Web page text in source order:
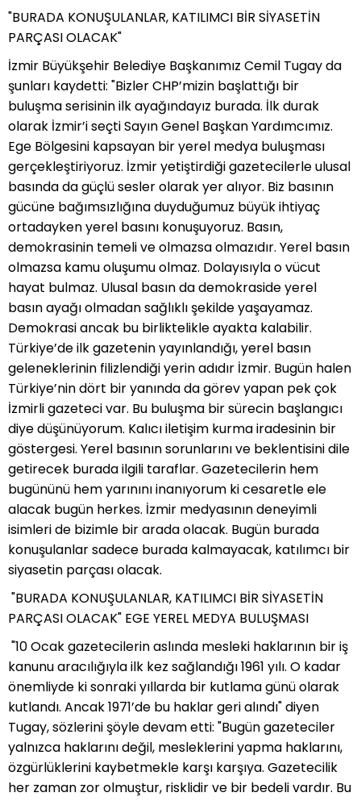
"BURADA KONUŞULANLAR, KATILIMCI BİR SİYASETİN
PARÇASI OLACAK"
İzmir Büyükşehir Belediye Başkanımız Cemil Tugay da
şunları kaydetti: "Bizler CHP’mizin başlattığı bir
buluşma serisinin ilk ayağındayız burada. İlk durak
olarak İzmir’i seçti Sayın Genel Başkan Yardımcımız.
Ege Bölgesini kapsayan bir yerel medya buluşması
gerçekleştiriyoruz. İzmir yetiştirdiği gazetecilerle ulusal
basında da güçlü sesler olarak yer alıyor. Biz basının
gücüne bağımsızlığına duyduğumuz büyük ihtiyaç
ortadayken yerel basını konuşuyoruz. Basın,
demokrasinin temeli ve olmazsa olmazıdır. Yerel basın
olmazsa kamu oluşumu olmaz. Dolayısıyla o vücut
hayat bulmaz. Ulusal basın da demokraside yerel
basın ayağı olmadan sağlıklı şekilde yaşayamaz.
Demokrasi ancak bu birliktelikle ayakta kalabilir.
Türkiye’de ilk gazetenin yayınlandığı, yerel basın
geleneklerinin filizlendiği yerin adıdır İzmir. Bugün halen
Türkiye’nin dört bir yanında da görev yapan pek çok
İzmirli gazeteci var. Bu buluşma bir sürecin başlangıcı
diye düşünüyorum. Kalıcı iletişim kurma iradesinin bir
göstergesi. Yerel basının sorunlarını ve beklentisini dile
getirecek burada ilgili taraflar. Gazetecilerin hem
bugününü hem yarınını inanıyorum ki cesaretle ele
alacak bugün herkes. İzmir medyasının deneyimli
isimleri de bizimle bir arada olacak. Bugün burada
konuşulanlar sadece burada kalmayacak, katılımcı bir
siyasetin parçası olacak.
"BURADA KONUŞULANLAR, KATILIMCI BİR SİYASETİN
PARÇASI OLACAK" EGE YEREL MEDYA BULUŞMASI
"10 Ocak gazetecilerin aslında mesleki haklarının bir iş
kanunu aracılığıyla ilk kez sağlandığı 1961 yılı. O kadar
önemliyde ki sonraki yıllarda bir kutlama günü olarak
kutlandı. Ancak 1971’de bu haklar geri alındı" diyen
Tugay, sözlerini şöyle devam etti: "Bugün gazeteciler
yalnızca haklarını değil, mesleklerini yapma haklarını,
özgürlüklerini kaybetmekle karşı karşıya. Gazetecilik
her zaman zor olmuştur, risklidir ve bir bedeli vardır. Bu